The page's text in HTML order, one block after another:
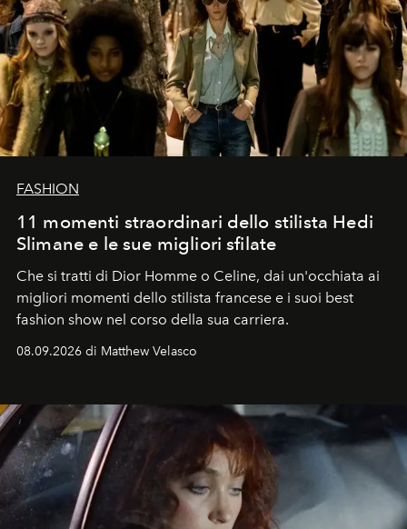
FASHION
11 momenti straordinari dello stilista Hedi
Slimane e le sue migliori sfilate
Che si tratti di Dior Homme o Celine, dai un'occhiata ai
migliori momenti dello stilista francese e i suoi best
fashion show nel corso della sua carriera.
08.09.2026 di Matthew Velasco